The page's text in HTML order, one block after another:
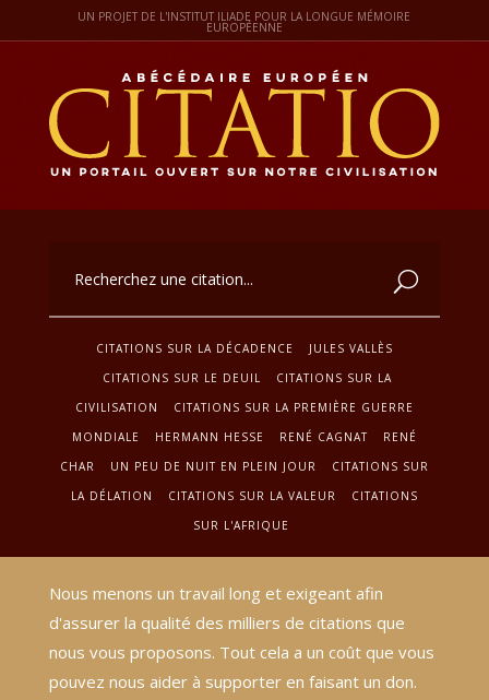
UN PROJET DE L'INSTITUT ILIADE POUR LA LONGUE MÉMOIRE
EUROPÉENNE
CITATIONS SUR LA DÉCADENCE
JULES VALLÈS
CITATIONS SUR LE DEUIL
CITATIONS SUR LA
CIVILISATION
CITATIONS SUR LA PREMIÈRE GUERRE
MONDIALE
HERMANN HESSE RENÉ CAGNAT
RENÉ
CHAR
UN PEU DE NUIT EN PLEIN JOUR
CITATIONS SUR
LA DÉLATION
CITATIONS SUR LA VALEUR
CITATIONS
SUR L'AFRIQUE
Nous menons un travail long et exigeant afin
d'assurer la qualité des milliers de citations que
nous vous proposons. Tout cela a un coût que vous
pouvez nous aider à supporter en faisant un don.